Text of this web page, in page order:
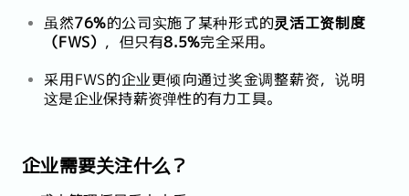
虽然76%的公司实施了某种形式的灵活工资制度
（FWS） ，但只有8.5%完全采用。
采用FWS的企业更倾向通过奖金调整薪资，说明
这是企业保持薪资弹性的有力工具。
企业需要关注什么？